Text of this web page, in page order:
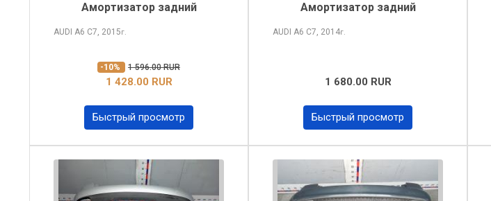
Амортизатор задний
AUDI A6 C7, 2015г.
-10% 1 596.00 RUR
1 428.00 RUR
Быстрый просмотр
Амортизатор задний
AUDI A6 C7, 2014г.
1 680.00 RUR
Быстрый просмотр